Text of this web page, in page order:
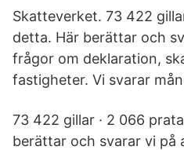
Skatteverket. 73 422
detta. Här berättar och
frågor om deklaration,
fastigheter. Vi svarar
73 422 gillar · 2 066
berättar och svarar vi på